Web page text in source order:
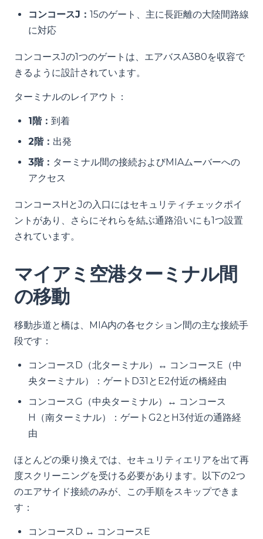
コンコースJ： 15のゲート、主に長距離の大陸間路線
に対応
コンコースJの1つのゲートは、エアバスA380を収容で
きるように設計されています。
ターミナルのレイアウト：
1階： 到着
2階： 出発
3階： ターミナル間の接続およびMIAムーバーへの
アクセス
コンコースHとJの入口にはセキュリティチェックポイ
ントがあり、さらにそれらを結ぶ通路沿いにも1つ設置
されています。
マイアミ空港ターミナル間
の移動
移動歩道と橋は、MIA内の各セクション間の主な接続手
段です：
コンコースD（北ターミナル）↔ コンコースE（中
央ターミナル）：ゲートD31とE2付近の橋経由
コンコースG（中央ターミナル）↔ コンコース
H（南ターミナル）：ゲートG2とH3付近の通路経
由
ほとんどの乗り換えでは、セキュリティエリアを出て再
度スクリーニングを受ける必要があります。以下の2つ
のエアサイド接続のみが、この手順をスキップできま
す：
コンコースD ↔ コンコースE